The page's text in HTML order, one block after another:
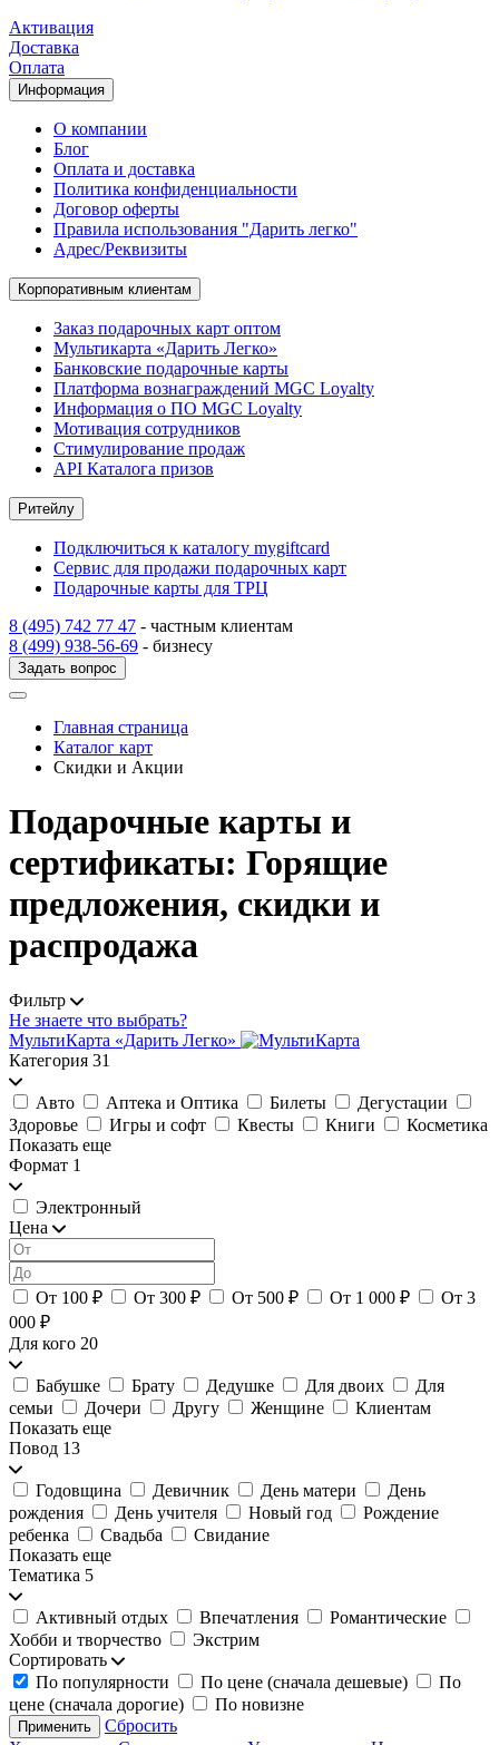
Активация
Доставка
Оплата
Информация
О компании
Блог
Оплата и доставка
Политика конфиденциальности
Договор оферты
Правила использования "Дарить легко"
Адрес/Реквизиты
Корпоративным клиентам
Заказ подарочных карт оптом
Мультикарта «Дарить Легко»
Банковские подарочные карты
Платформа вознаграждений MGC Loyalty
Информация о ПО MGC Loyalty
Мотивация сотрудников
Стимулирование продаж
API Каталога призов
Ритейлу
Подключиться к каталогу mygiftcard
Сервис для продажи подарочных карт
Подарочные карты для ТРЦ
8 (495) 742 77 47 - частным клиентам
8 (499) 938-56-69 - бизнесу
Задать вопрос
Главная страница
Каталог карт
Скидки и Акции
Подарочные карты и
сертификаты: Горящие
предложения, скидки и
распродажа
Фильтр
Не знаете что выбрать?
МультиКарта «Дарить Легко»
Категория 31
Авто Аптека и Оптика Билеты
Дегустации
Здоровье
Игры и софт Квесты Книги
Косметика
Показать еще
Формат 1
Электронный
Цена
От 100 ₽ От 300 ₽ От 500 ₽ От 1 000 ₽
От 3
000 ₽
Для кого 20
Бабушке Брату Дедушке Для двоих
Для
семьи
Дочери Другу Женщине
Клиентам
Показать еще
Повод 13
Годовщина Девичник День матери
День
рождения
День учителя Новый год
Рождение
ребенка
Свадьба
Свидание
Показать еще
Тематика 5
Активный отдых Впечатления
Романтические
Хобби и творчество
Экстрим
Сортировать
По популярности
По цене (сначала дешевые)
По
цене (сначала дорогие)
По новизне
Применить
Сбросить